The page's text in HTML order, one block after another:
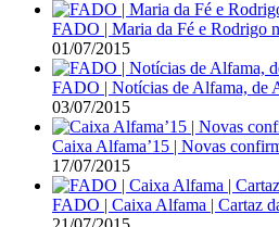
FADO | Maria da Fé e Rodrigo
01/07/2015
FADO | Notícias de Alfama, de
03/07/2015
Caixa Alfama’15 | Novas
17/07/2015
FADO | Caixa Alfama | Cartaz